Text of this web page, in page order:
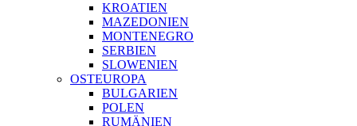
KROATIEN
MAZEDONIEN
MONTENEGRO
SERBIEN
SLOWENIEN
OSTEUROPA
BULGARIEN
POLEN
RUMÄNIEN